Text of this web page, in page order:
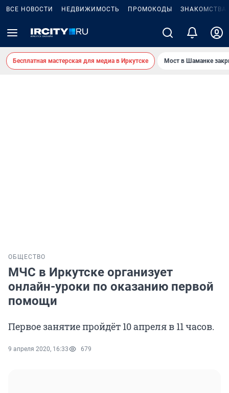
ВСЕ НОВОСТИ НЕДВИЖИМОСТЬ ПРОМОКОДЫ ЗНАКОМСТВА
Бесплатная мастерская для медиа в Иркутске Мост в Шаманке
ОБЩЕСТВО
МЧС в Иркутске организует
онлайн-уроки по оказанию первой
помощи
Первое занятие пройдёт 10 апреля в 11 часов.
9 апреля 2020, 16:33 679